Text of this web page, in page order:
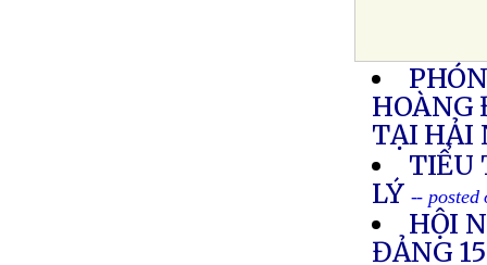
HOÀNG
TẠI HẢI
TIỂU
LÝ -- posted
HỘI
ĐẢNG